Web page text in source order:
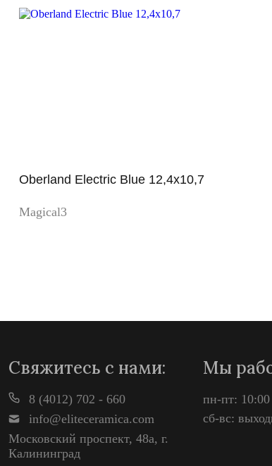
Oberland Electric Blue 12,4x10,7
Magical3
Свяжитесь с нами:
8 (4012) 702 - 660
info@eliteceramica.com
Московский проспект, 48а, г.
Калининград
Мы
пн-пт:
сб-вс: